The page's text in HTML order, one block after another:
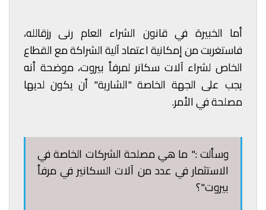
أما الخبيرة في قانون الشراء العام رنى رزقالله،
فاستغربت من إمكانية اعتماد آلية الشراكة مع القطاع
الخاص لشراء آلات سكانر لمرفأ بيروت، موضحة أنه
يجب على الجهة الخاصة "الشارية" أن يكون لديها
مصلحة في الأمر.
وسألت :" ما هي مصلحة الشركات الخاصة في
الاستثمار في عدد من آلات السكانير في مرفأ
بيروت"؟